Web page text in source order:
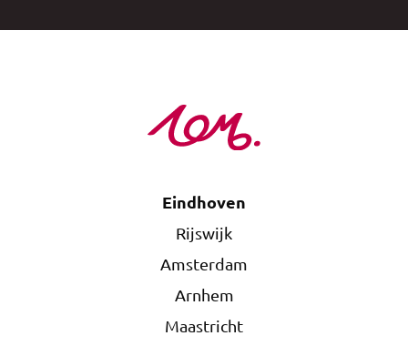
Eindhoven
Rijswijk
Amsterdam
Arnhem
Maastricht